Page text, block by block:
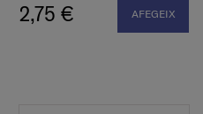
2,75 € AFEGEIX